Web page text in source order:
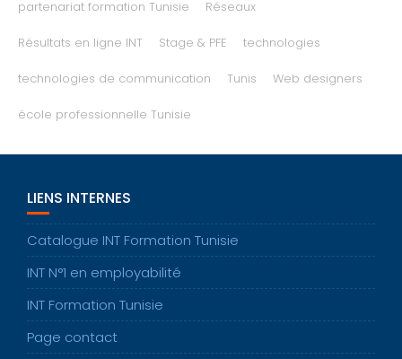
partenariat formation Tunisie Réseaux
Résultats en ligne INT Stage & PFE technologies
technologies de communication Tunis Web designers
école professionnelle Tunisie
LIENS INTERNES
Catalogue INT Formation Tunisie
INT N°1 en employabilité
INT Formation Tunisie
Page contact